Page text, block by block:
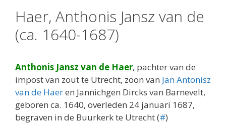
Haer, Anthonis Jansz van de
(ca. 1640-1687)
Anthonis Jansz van de Haer, pachter van de
impost van zout te Utrecht, zoon van Jan Antonisz
van de Haeren Jannichgen Dircks van Barnevelt,
geboren ca. 1640, overleden 24 januari 1687,
begraven in de Buurkerk te Utrecht (#)